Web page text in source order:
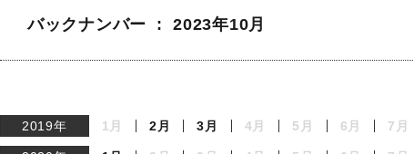
バックナンバー : 2023年10月
2019年 1月 2月 3月 4月 5月 6月 7月